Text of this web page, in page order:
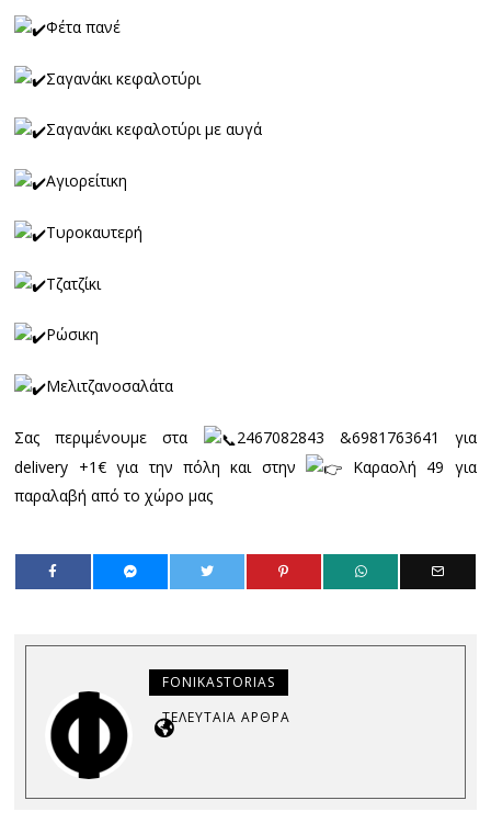
Φέτα πανέ
Σαγανάκι κεφαλοτύρι
Σαγανάκι κεφαλοτύρι με αυγά
Αγιορείτικη
Τυροκαυτερή
Τζατζίκι
Ρώσικη
Μελιτζανοσαλάτα
Σας περιμένουμε στα
2467082843 &6981763641 για
delivery +1€ για την πόλη και στην
Καραολή 49 για
παραλαβή από το χώρο μας
FONIKASTORIAS
ΤΕΛΕΥΤΑΊΑ ΆΡΘΡΑ